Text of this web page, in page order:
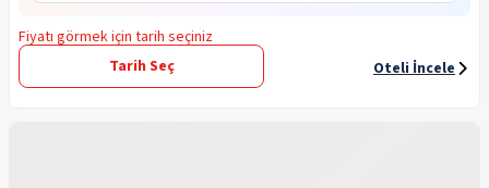
Fiyatı görmek için tarih seçiniz
Tarih Seç
Oteli İncele